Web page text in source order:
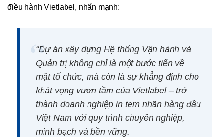
điều hành Vietlabel, nhấn mạnh:
“Dự án xây dựng Hệ thống Vận hành và
Quản trị không chỉ là một bước tiến về
mặt tổ chức, mà còn là sự khẳng định cho
khát vọng vươn tầm của Vietlabel – trở
thành doanh nghiệp in tem nhãn hàng đầu
Việt Nam với quy trình chuyên nghiệp,
minh bạch và bền vững.